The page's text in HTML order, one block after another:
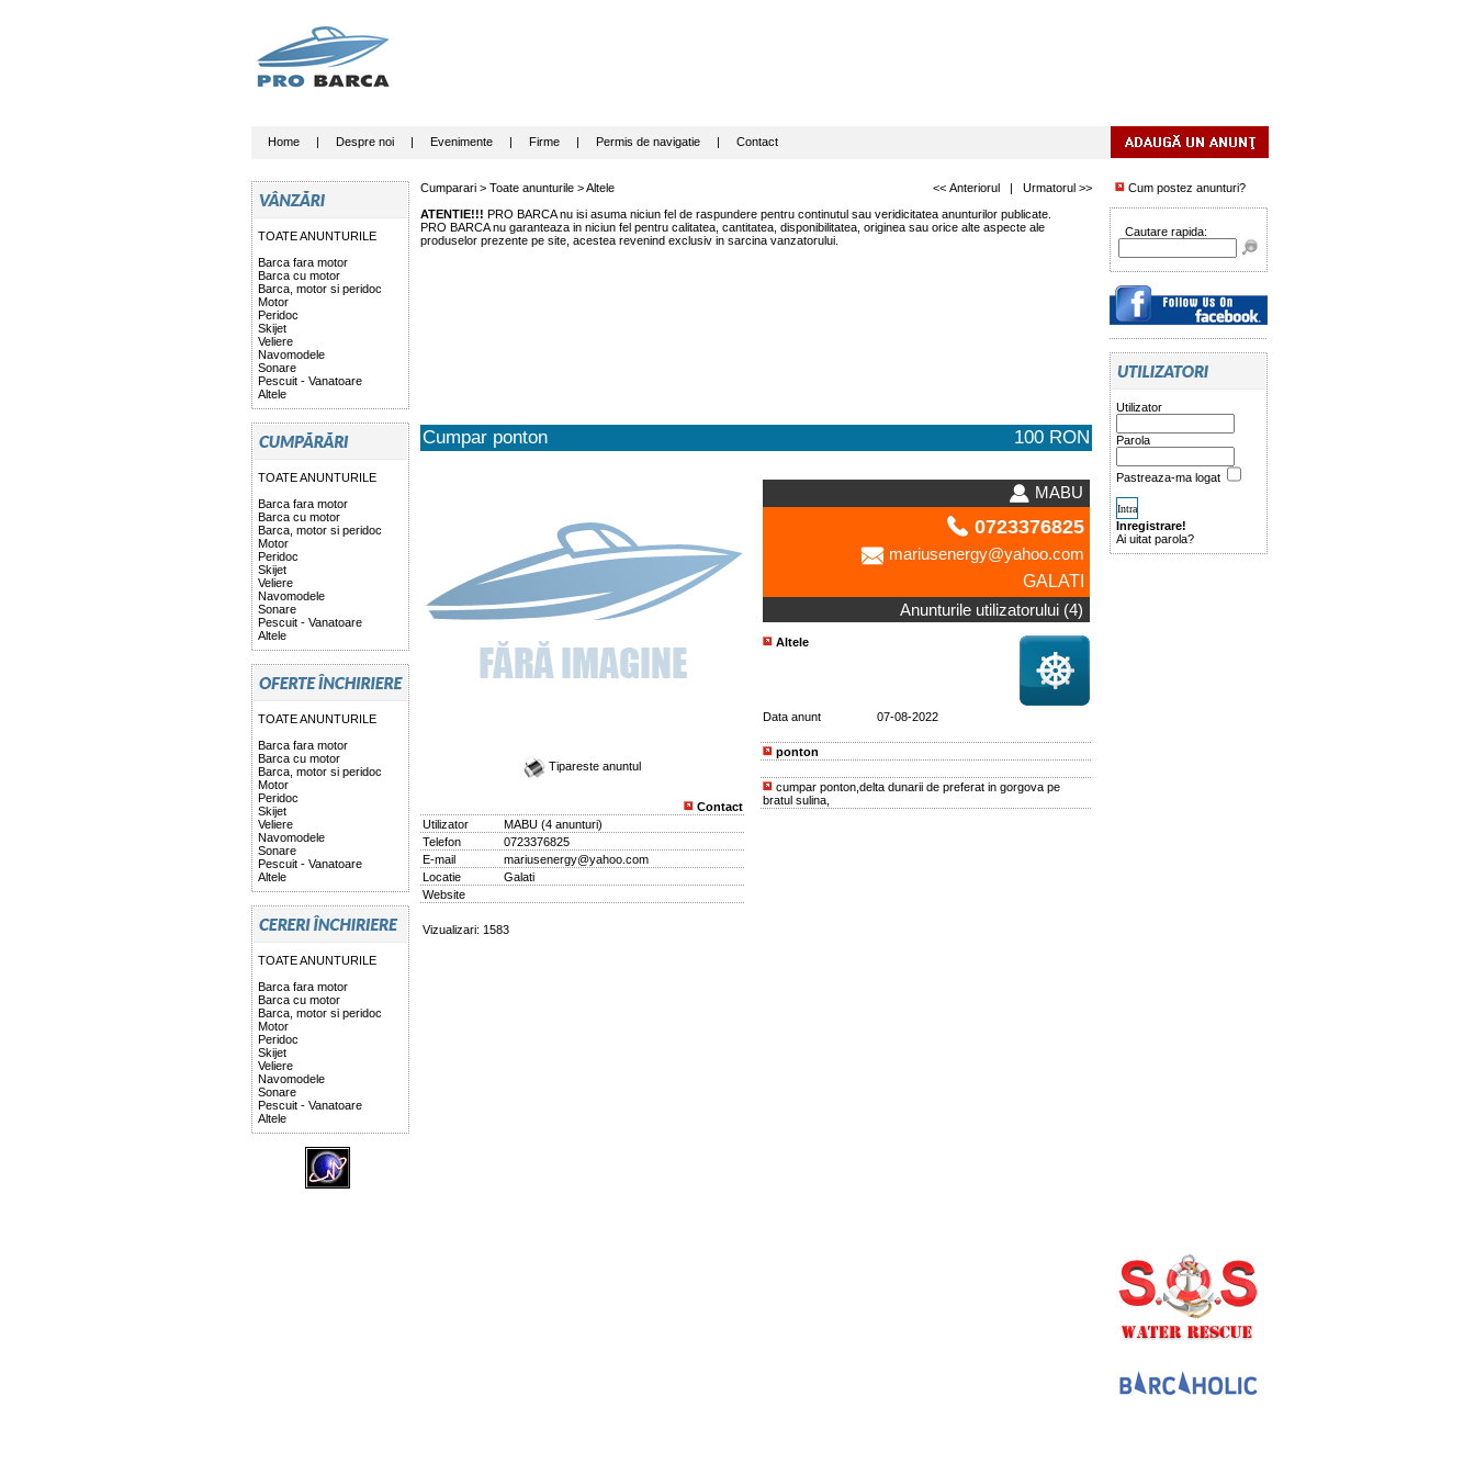
Home| Despre noi| Evenimente| Firme| Permis de navigatie| Contact
TOATE ANUNTURILE
Barca fara motor
Barca cu motor
Barca, motor si peridoc
Motor
Peridoc
Skijet
Veliere
Navomodele
Sonare
Pescuit - Vanatoare
Altele
TOATE ANUNTURILE
Barca fara motor
Barca cu motor
Barca, motor si peridoc
Motor
Peridoc
Skijet
Veliere
Navomodele
Sonare
Pescuit - Vanatoare
Altele
TOATE ANUNTURILE
Barca fara motor
Barca cu motor
Barca, motor si peridoc
Motor
Peridoc
Skijet
Veliere
Navomodele
Sonare
Pescuit - Vanatoare
Altele
TOATE ANUNTURILE
Barca fara motor
Barca cu motor
Barca, motor si peridoc
Motor
Peridoc
Skijet
Veliere
Navomodele
Sonare
Pescuit - Vanatoare
Altele
Cumparari > Toate anunturile>Altele << Anteriorul| Urmatorul >>
ATENTIE!!! PRO BARCA nu isi asuma niciun fel de raspundere pentru continutul sau veridicitatea anunturilor publicate.
PRO BARCA nu garanteaza in niciun fel pentru calitatea, cantitatea, disponibilitatea, originea sau orice alte aspecte ale
produselor prezente pe site, acestea revenind exclusiv in sarcina vanzatorului.
Cumpar ponton 100 RON
Tipareste anuntul
Contact
Utilizator
MABU(4 anunturi)
Telefon
0723376825
E-mail
mariusenergy@yahoo.com
Locatie
Galati
Website
Vizualizari: 1583
MABU
0723376825
mariusenergy@yahoo.com
GALATI
Anunturile utilizatorului (4)
Altele
Data anunt 07-08-2022
ponton
cumpar ponton,delta dunarii de preferat in gorgova pe
bratul sulina,
Cum postez anunturi?
Cautare rapida:
Utilizator
Parola
Pastreaza-ma logat
Inregistrare!
Ai uitat parola?